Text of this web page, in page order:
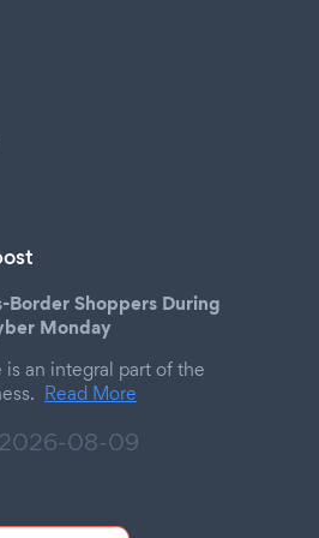
Shoppers During
Monday
an integral part of the
Read More
2026-08-09